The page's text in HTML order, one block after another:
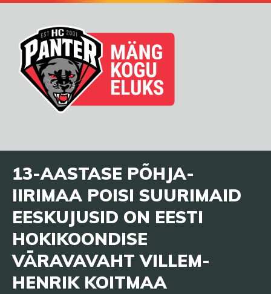
13-AASTASE PÕHJA-
IIRIMAA POISI SUURIMAID
EESKUJUSID ON EESTI
HOKIKOONDISE
VÄRAVAVAHT VILLEM-
HENRIK KOITMAA